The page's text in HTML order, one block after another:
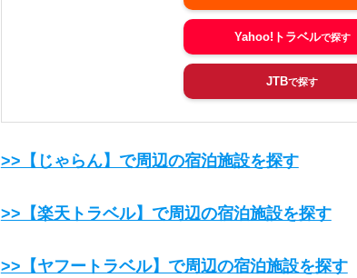
Yahoo!トラベル
JTB
>>【じゃらん】で周辺の宿泊施設を探す
>>【楽天トラベル】で周辺の宿泊施設を探す
>>【ヤフートラベル】で周辺の宿泊施設を探す